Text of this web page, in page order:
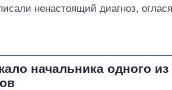
ненастоящий диагноз,
начальника одного из